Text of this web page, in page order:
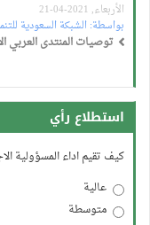
الأربعاء, 2021-04-21
بواسطة:الشبكة السعودية
توصيات المنتدى العربي
استطلاع رأي
كيف تقيم اداء المسؤولية
عالية
متوسطة